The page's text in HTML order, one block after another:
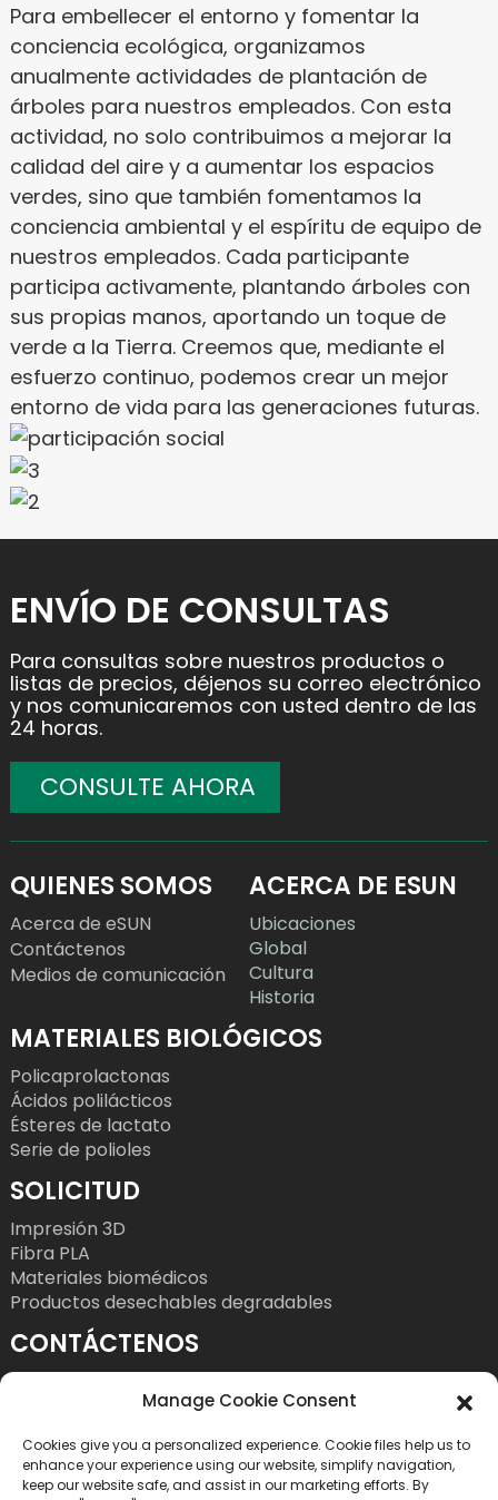
Para embellecer el entorno y fomentar la
conciencia ecológica, organizamos
anualmente actividades de plantación de
árboles para nuestros empleados. Con esta
actividad, no solo contribuimos a mejorar la
calidad del aire y a aumentar los espacios
verdes, sino que también fomentamos la
conciencia ambiental y el espíritu de equipo de
nuestros empleados. Cada participante
participa activamente, plantando árboles con
sus propias manos, aportando un toque de
verde a la Tierra. Creemos que, mediante el
esfuerzo continuo, podemos crear un mejor
entorno de vida para las generaciones futuras.
ENVÍO DE CONSULTAS
Para consultas sobre nuestros productos o
listas de precios, déjenos su correo electrónico
y nos comunicaremos con usted dentro de las
24 horas.
CONSULTE AHORA
QUIENES SOMOS
Acerca de eSUN
Contáctenos
Medios de comunicación
ACERCA DE ESUN
Ubicaciones
Global
Cultura
Historia
MATERIALES BIOLÓGICOS
Policaprolactonas
Ácidos polilácticos
Ésteres de lactato
Serie de polioles
SOLICITUD
Impresión 3D
Fibra PLA
Materiales biomédicos
Productos desechables degradables
CONTÁCTENOS
Teléfono: +86 755 86393186
Correo electrónico: bright@esungroup.net
Dirección: Edificio Microsoft Ketong, 15A, n.° 55,
calle Gaoxinnan 9.ª, Comunidad de Alta
Manage Cookie Consent
Cookies give you a personalized experience. Cookie files help us to
enhance your experience using our website, simplify navigation,
keep our website safe, and assist in our marketing efforts. By